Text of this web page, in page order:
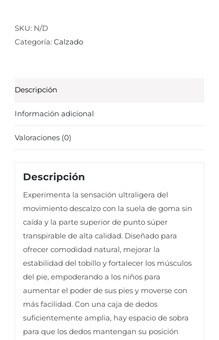
I
azul
SKU: N/D
Categoría: Calzado
Descripción
Información adicional
Valoraciones (0)
Descripción
Experimenta la sensación ultraligera del
movimiento descalzo con la suela de goma sin
caída y la parte superior de punto súper
transpirable de alta calidad. Diseñado para
ofrecer comodidad natural, mejorar la
estabilidad del tobillo y fortalecer los músculos
del pie, empoderando a los niños para
aumentar el poder de sus pies y moverse con
más facilidad. Con una caja de dedos
suficientemente amplia, hay espacio de sobra
para que los dedos mantengan su posición